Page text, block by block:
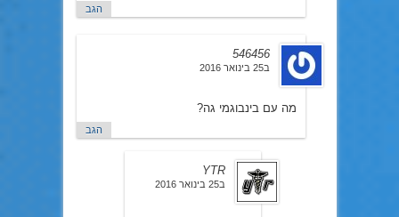
הגב
546456
ב25 בינואר 2016
מה עם בינבוגמי גה?
הגב
YTR
ב25 בינואר 2016